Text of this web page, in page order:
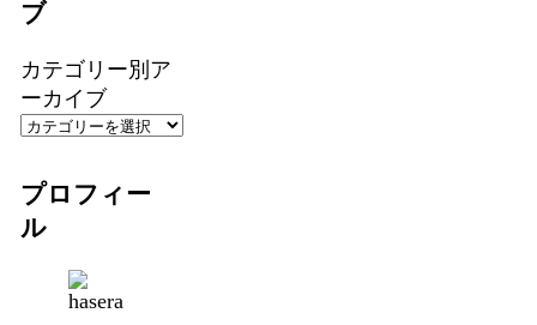
ブ
カテゴリー別ア
ーカイブ
プロフィー
ル